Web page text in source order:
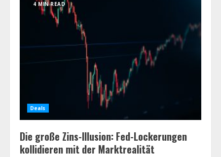
4 MIN READ
Deals
Die große Zins-Illusion: Fed-Lockerungen
kollidieren mit der Marktrealität